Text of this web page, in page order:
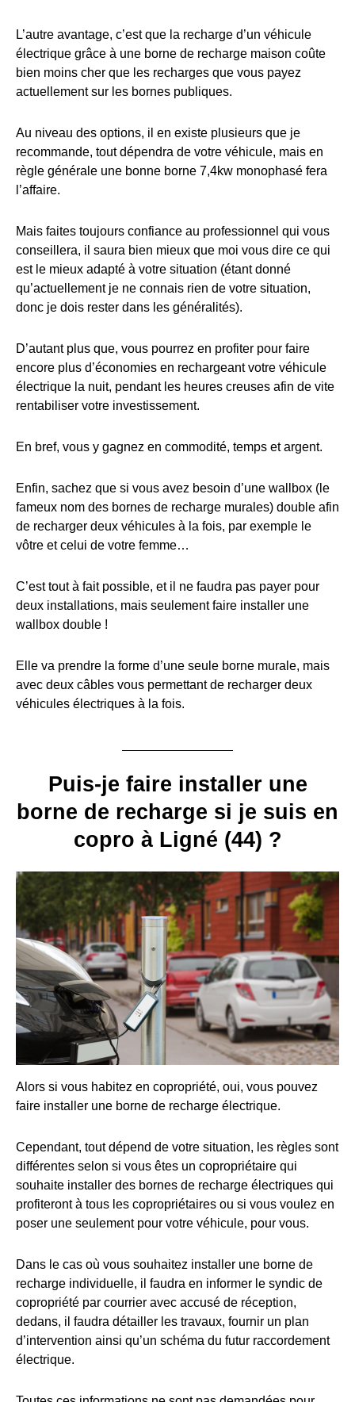
L’autre avantage, c’est que la recharge d’un véhicule
électrique grâce à une borne de recharge maison coûte
bien moins cher que les recharges que vous payez
actuellement sur les bornes publiques.
Au niveau des options, il en existe plusieurs que je
recommande, tout dépendra de votre véhicule, mais en
règle générale une bonne borne 7,4kw monophasé fera
l’affaire.
Mais faites toujours confiance au professionnel qui vous
conseillera, il saura bien mieux que moi vous dire ce qui
est le mieux adapté à votre situation (étant donné
qu’actuellement je ne connais rien de votre situation,
donc je dois rester dans les généralités).
D’autant plus que, vous pourrez en profiter pour faire
encore plus d’économies en rechargeant votre véhicule
électrique la nuit, pendant les heures creuses afin de vite
rentabiliser votre investissement.
En bref, vous y gagnez en commodité, temps et argent.
Enfin, sachez que si vous avez besoin d’une wallbox (le
fameux nom des bornes de recharge murales) double afin
de recharger deux véhicules à la fois, par exemple le
vôtre et celui de votre femme…
C’est tout à fait possible, et il ne faudra pas payer pour
deux installations, mais seulement faire installer une
wallbox double !
Elle va prendre la forme d’une seule borne murale, mais
avec deux câbles vous permettant de recharger deux
véhicules électriques à la fois.
Puis-je faire installer une
borne de recharge si je suis en
copro à Ligné (44) ?
Alors si vous habitez en copropriété, oui, vous pouvez
faire installer une borne de recharge électrique.
Cependant, tout dépend de votre situation, les règles sont
différentes selon si vous êtes un copropriétaire qui
souhaite installer des bornes de recharge électriques qui
profiteront à tous les copropriétaires ou si vous voulez en
poser une seulement pour votre véhicule, pour vous.
Dans le cas où vous souhaitez installer une borne de
recharge individuelle, il faudra en informer le syndic de
copropriété par courrier avec accusé de réception,
dedans, il faudra détailler les travaux, fournir un plan
d’intervention ainsi qu’un schéma du futur raccordement
électrique.